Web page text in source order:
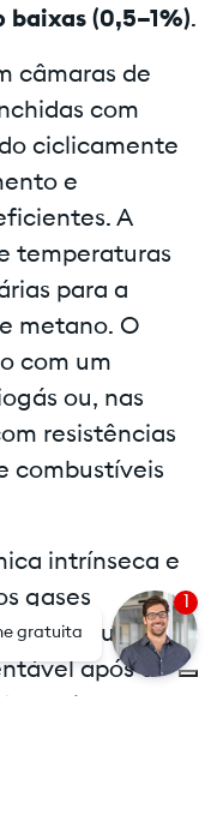
(0,5–1%).
câmaras de
com
ciclicamente
e
A
temperaturas
para a
metano. O
com um
ou, nas
resistências
combustíveis
intrínseca e
gases
prossegue num
após a
gratuita